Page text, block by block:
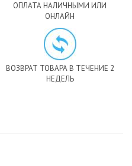
ОПЛАТА НАЛИЧНЫМИ ИЛИ
ОНЛАЙН
ВОЗВРАТ ТОВАРА В ТЕЧЕНИЕ 2
НЕДЕЛЬ